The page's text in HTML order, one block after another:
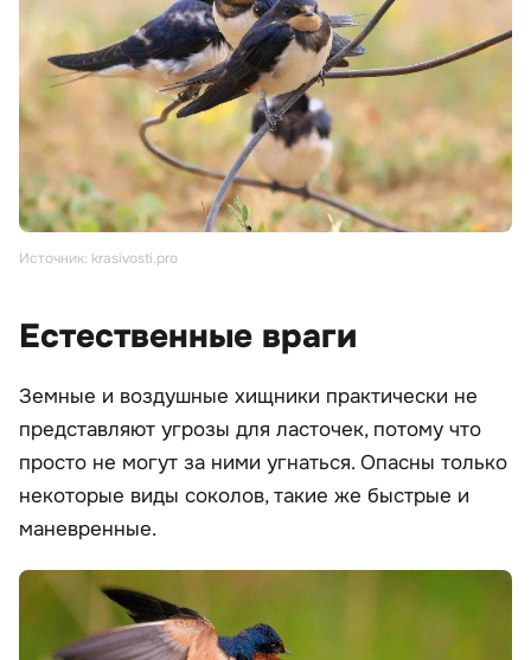
Источник: krasivosti.pro
Естественные враги
Земные и воздушные хищники практически не
представляют угрозы для ласточек, потому что
просто не могут за ними угнаться. Опасны только
некоторые виды соколов, такие же быстрые и
маневренные.